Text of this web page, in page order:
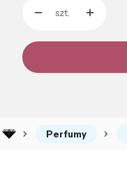
szt.
Perfumy